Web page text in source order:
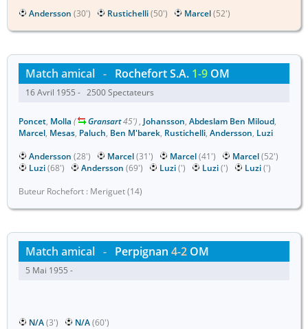
Andersson (30') Rustichelli(50') Marcel(52')
Match amical - Rochefort S.A. 1-9 OM
16 Avril 1955 - 2500 Spectateurs
Poncet, Molla ( Gransart45') , Johansson, Abdeslam Ben Miloud,
Marcel, Mesas, Paluch, Ben M'barek, Rustichelli, Andersson, Luzi
Andersson (28') Marcel(31') Marcel(41') Marcel(52')
Luzi(68') Andersson (69') Luzi(') Luzi(') Luzi(')
Buteur Rochefort : Meriguet (14)
Match amical - Perpignan 4-2 OM
5 Mai 1955 -
N/A(3') N/A(60')